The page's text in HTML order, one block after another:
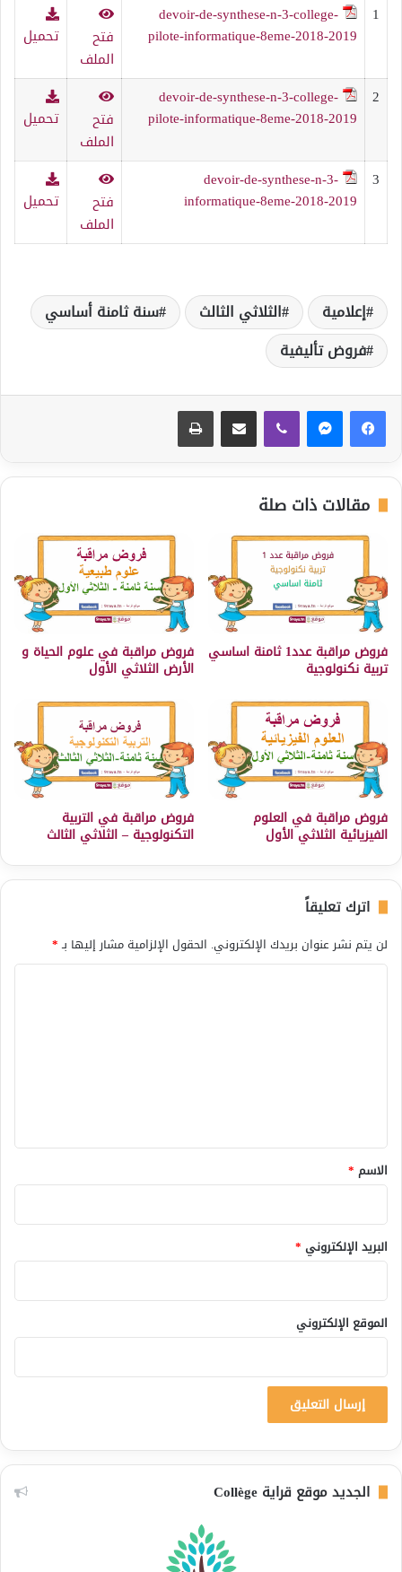
1
devoir-de-synthese-n-3-college-
pilote-informatique-8eme-2018-2019
فتح
الملف
تحميل
2
devoir-de-synthese-n-3-college-
pilote-informatique-8eme-2018-2019
فتح
الملف
تحميل
3
devoir-de-synthese-n-3-
informatique-8eme-2018-2019
فتح
الملف
تحميل
إعلامية الثلاثي الثالث
سنة ثامنة أساسي
فروض تأليفية
مقالات ذات صلة
فروض مراقبة عدد1 ثامنة اساسي
تربية نكنولوجية
فروض مراقبة في علوم الحياة و
الأرض الثلاثي الأول
فروض مراقبة في العلوم
الفيزيائية الثلاثي الأول
فروض مراقبة في التربية
التكنولوجية – الثلاثي الثالث
اترك تعليقاً
لن يتم نشر عنوان بريدك الإلكتروني. الحقول الإلزامية مشار إليها بـ*
*
الاسم *
البريد الإلكتروني *
الموقع الإلكتروني
الجديد موقع قراية Collège